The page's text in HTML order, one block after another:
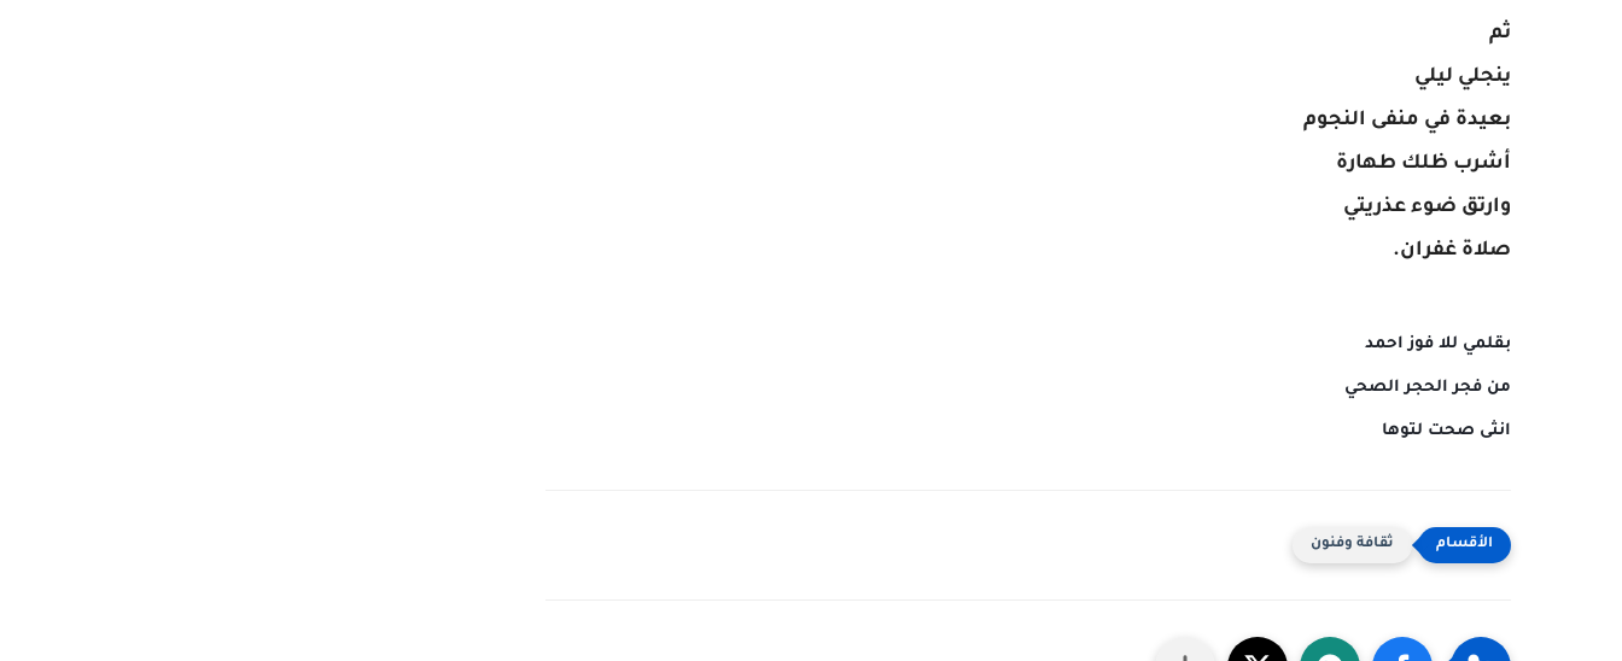
ثم
ينجلي ليلي
بعيدة في منفى النجوم
أشرب ظلك طهارة
وارتق ضوء عذريتي
صلاة غفران.
بقلمي للا فوز احمد
من فجر الحجر الصحي
انثى صحت لتوها
ثقافة وفنون